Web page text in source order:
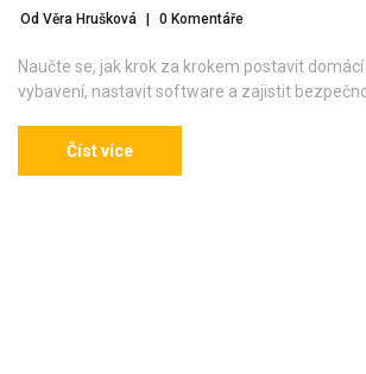
Od Věra Hrušková 0 Komentáře
Naučte se, jak krok za krokem postavit
vybavení, nastavit software a zajistit
Číst více